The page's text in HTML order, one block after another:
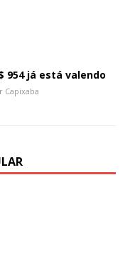
954 já está valendo
Capixaba